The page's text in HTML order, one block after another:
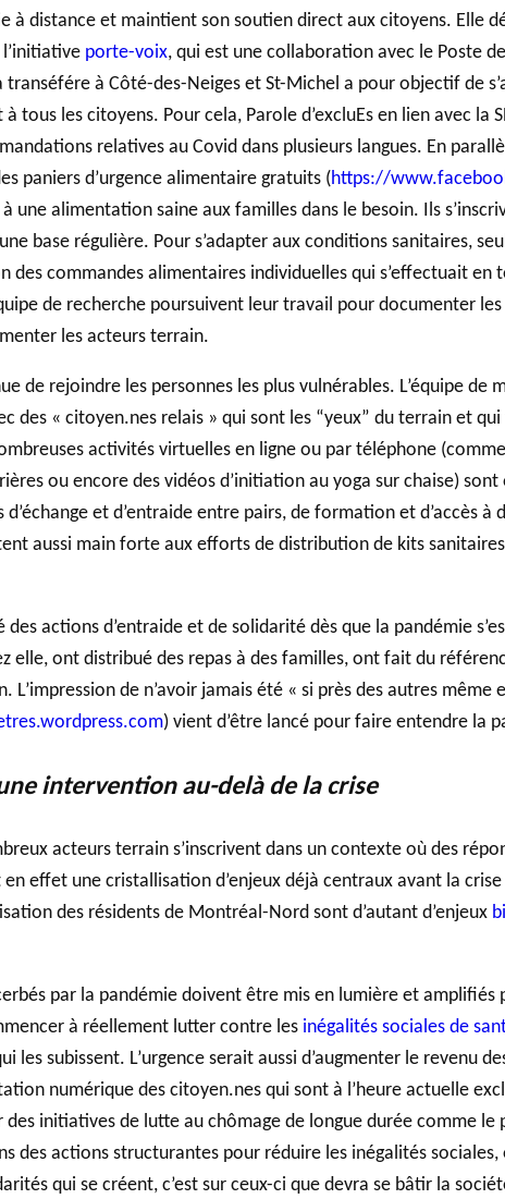
distance et maintient son soutien direct aux citoyens. Elle
porte-voix, qui est une collaboration avec le Poste
à Côté-des-Neiges et St-Michel a pour objectif de
les citoyens. Pour cela, Parole d’excluEs en lien avec la
relatives au Covid dans plusieurs langues. En
paniers d’urgence alimentaire gratuits (https://
une alimentation saine aux familles dans le besoin. Ils
base régulière. Pour s’adapter aux conditions sanitaires,
des commandes alimentaires individuelles qui s’effectuait
de recherche poursuivent leur travail pour documenter
les acteurs terrain.
de rejoindre les personnes les plus vulnérables. L’équipe de
« citoyen.nes relais » qui sont les “yeux” du terrain et
activités virtuelles en ligne ou par téléphone
ou encore des vidéos d’initiation au yoga sur chaise)
d’échange et d’entraide entre pairs, de formation et d’accès
aussi main forte aux efforts de distribution de kits
actions d’entraide et de solidarité dès que la pandémie
elle, ont distribué des repas à des familles, ont fait du
de n’avoir jamais été « si près des autres
) vient d’être lancé pour faire entendre la
intervention au-delà de la crise
acteurs terrain s’inscrivent dans un contexte où des
effet une cristallisation d’enjeux déjà centraux avant la
des résidents de Montréal-Nord sont d’autant d’enjeux
par la pandémie doivent être mis en lumière et
à réellement lutter contre les inégalités sociales de
les subissent. L’urgence serait aussi d’augmenter le revenu
numérique des citoyen.nes qui sont à l’heure actuelle
initiatives de lutte au chômage de longue durée comme le
des actions structurantes pour réduire les inégalités sociales,
qui se créent, c’est sur ceux-ci que devra se bâtir la